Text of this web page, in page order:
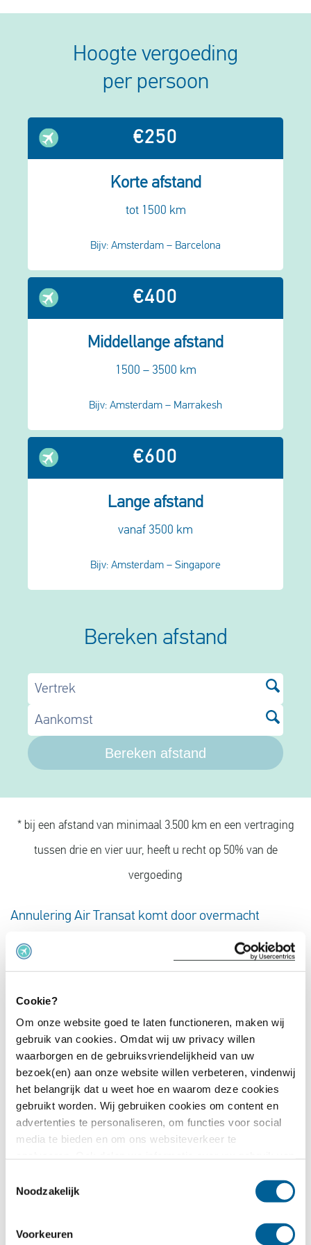
Cookie?
Om onze website goed te laten functioneren, maken wij
gebruik van cookies. Omdat wij uw privacy willen
waarborgen en de gebruiksvriendelijkheid van uw
bezoek(en) aan onze website willen verbeteren, vindenwij
het belangrijk dat u weet hoe en waarom deze cookies
gebruikt worden. Wij gebruiken cookies om content en
advertenties te personaliseren, om functies voor social
media te bieden en om ons websiteverkeer te
adverteren en analyse. Deze partners kunnen deze
gegevens combineren met andere informatie die u aan ze
heeft verstrekt of die ze hebben verzameld op basis van
uw gebruik van hun services.
Noodzakelijk
Voorkeuren
Hoogte vergoeding
per persoon
€250
Korte afstand
tot 1500 km
Bijv: Amsterdam – Barcelona
€400
Middellange afstand
1500 – 3500 km
Bijv: Amsterdam – Marrakesh
€600
Lange afstand
vanaf 3500 km
Bijv: Amsterdam – Singapore
Bereken afstand
Vertrek
Aankomst
Bereken afstand
* bij een afstand van minimaal 3.500 km en een vertraging
tussen drie en vier uur, heeft u recht op 50% van de
vergoeding
Annulering Air Transat komt door overmacht
Als uw vlucht geannuleerd is door een
buitengewone omstandigheid heeft u geen recht op
schuld is van Air Transat; ze hoeven geen
vergoeding uit te keren.
Enkele voorbeelden van overmacht:
Staking luchtverkeersleiding of douane
Conflictsituaties zoals een oorlog of terrorisme
Medische noodlanding
Weersomstandigheden
Check hier het laatste nieuws over de staking bij Air